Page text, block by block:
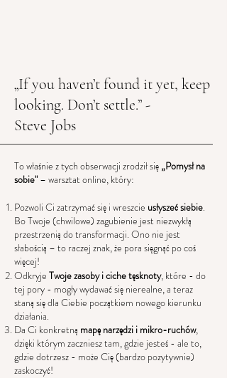
„If you haven’t found it yet, keep
looking. Don’t settle.” -
Steve Jobs
To właśnie z tych obserwacji zrodził się „Pomysł na
sobie" – warsztat online, który:
Pozwoli Ci zatrzymać się i wreszcie usłyszeć siebie.
Bo Twoje (chwilowe) zagubienie jest niezwykłą
przestrzenią do transformacji. Ono nie jest
słabością – to raczej znak, że pora sięgnąć po coś
więcej!
Odkryje Twoje zasoby i ciche tęsknoty, które - do
tej pory - mogły wydawać się nierealne, a teraz
staną się dla Ciebie początkiem nowego kierunku
działania.
Da Ci konkretną mapę narzędzi i mikro-ruchów,
dzięki którym zaczniesz tam, gdzie jesteś - ale to,
gdzie dotrzesz - może Cię (bardzo pozytywnie)
zaskoczyć!